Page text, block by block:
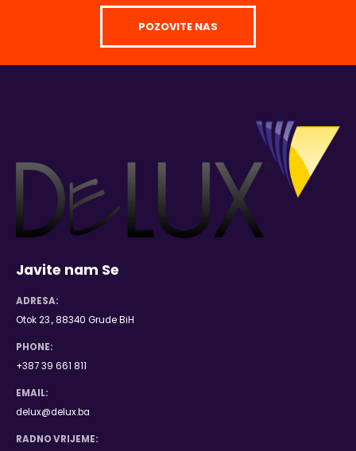
POZOVITE NAS
Javite nam Se
ADRESA:
Otok 23., 88340 Grude BiH
PHONE:
+387 39 661 811
EMAIL:
delux@delux.ba
RADNO VRIJEME: